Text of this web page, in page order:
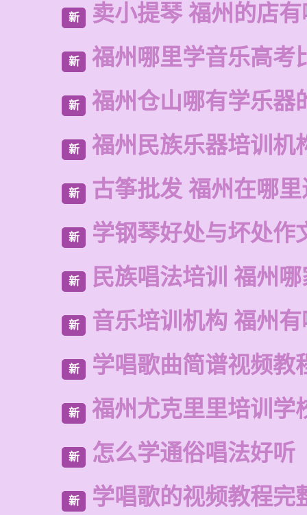
新 卖小提琴 福州的店
新 福州哪里学音乐高考
新 福州仓山哪有学乐器
新 福州民族乐器培训机
新 古筝批发 福州在哪
新 学钢琴好处与坏处作
新 民族唱法培训 福州
新 音乐培训机构 福州
新 学唱歌曲简谱视频教
新 福州尤克里里培训学
新 怎么学通俗唱法好听
新 学唱歌的视频教程完